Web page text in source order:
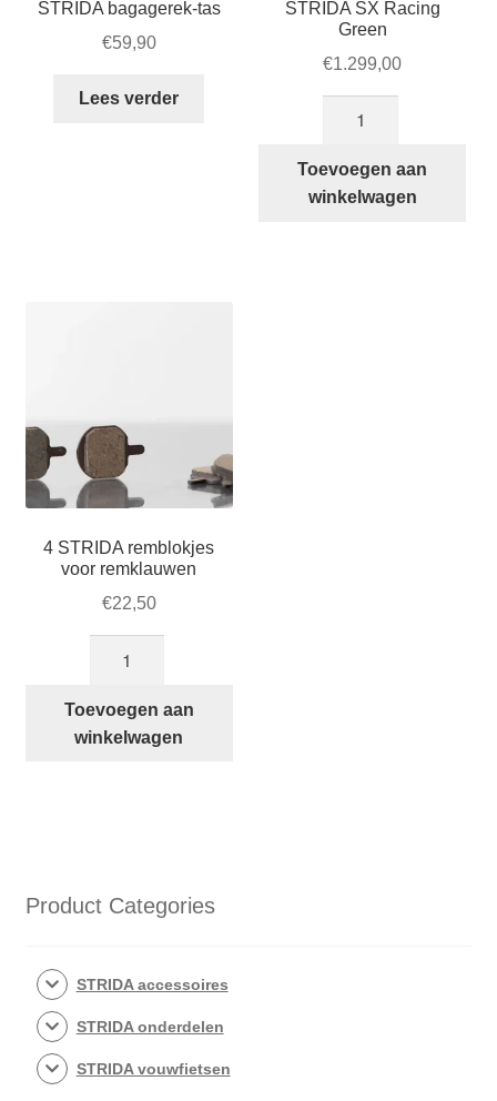
STRIDA bagagerek-tas
€59,90
Lees verder
STRIDA SX Racing
Green
€1.299,00
Racing
Green
Toevoegen aan
winkelwagen
4 STRIDA remblokjes
voor remklauwen
€22,50
remblokjes
voor
Toevoegen aan
winkelwagen
Product Categories
STRIDA accessoires
STRIDA onderdelen
STRIDA vouwfietsen